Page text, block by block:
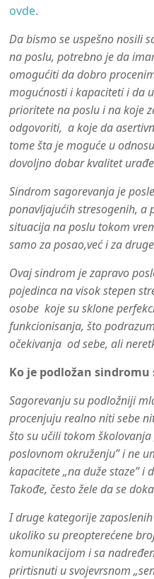
ovde.
Da bismo se uspešno nosili
na poslu, potrebno je da
omogućiti da dobro
mogućnosti i kapaciteti i da
prioritete na poslu i na koje
odgovoriti, a koje da
tome šta je moguće u
dovoljno dobar kvalitet
Sindrom sagorevanja je
ponavljajućih stresogenih, a
situacija na poslu tokom
samo za posao,već i za
Ovaj sindrom je zapravo
pojedinca na visok stepen
osobe koje su sklone
funkcionisanja, što
očekivanja od sebe, ali
Ko je podložan sindromu
Sagorevanju su podložniji
procenjuju realno niti sebe
što su učili tokom
poslovnom okruženju” i ne
kapacitete „na duže staze” i
Takođe, često žele da se
I druge kategorije
ukoliko su preopterećene
komunikacijom i sa
prirtisnuti u svojevrsnom